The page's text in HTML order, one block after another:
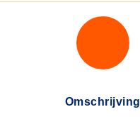
Omschrijving